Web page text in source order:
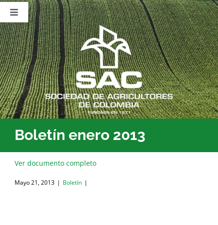
Saltar
contenido
Toggle
Navigation
Nosotros
Publicaciones
Sala de Prensa
Eventos
Boletín enero 2013
Ver documento completo
Mayo 21, 2013 | Boletín |